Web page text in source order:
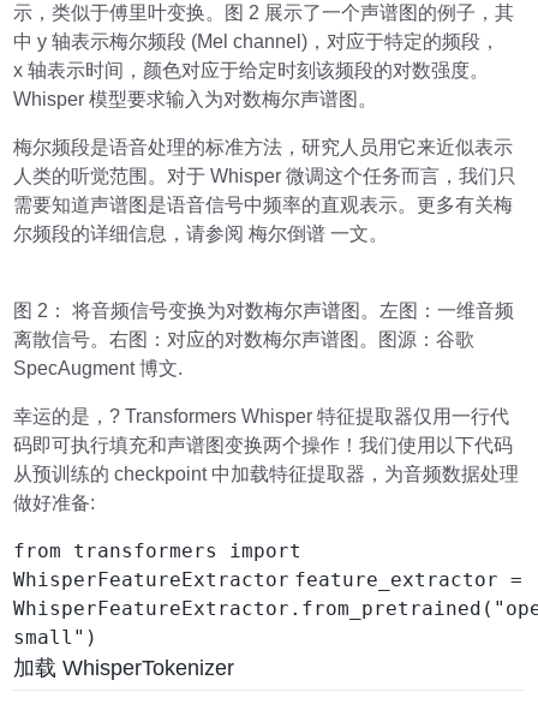
示，类似于傅里叶变换。图 2 展示了一个声谱图的例子，其
中 y 轴表示梅尔频段 (Mel channel)，对应于特定的频段，
x 轴表示时间，颜色对应于给定时刻该频段的对数强度。
Whisper 模型要求输入为对数梅尔声谱图。
梅尔频段是语音处理的标准方法，研究人员用它来近似表示
人类的听觉范围。对于 Whisper 微调这个任务而言，我们只
需要知道声谱图是语音信号中频率的直观表示。更多有关梅
尔频段的详细信息，请参阅 梅尔倒谱 一文。
图 2： 将音频信号变换为对数梅尔声谱图。左图：一维音频
离散信号。右图：对应的对数梅尔声谱图。图源：谷歌
SpecAugment 博文.
幸运的是，? Transformers Whisper 特征提取器仅用一行代
码即可执行填充和声谱图变换两个操作！我们使用以下代码
从预训练的 checkpoint 中加载特征提取器，为音频数据处理
做好准备:
from transformers import
WhisperFeatureExtractor feature_extractor =
small")
加载 WhisperTokenizer